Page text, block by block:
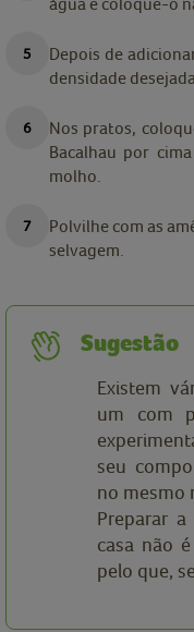
Depois de
densidade desejada.
Nos pratos,
Bacalhau por
molho.
Polvilhe com as
selvagem.
Sugestão
Existem
um com
seu
no mesmo
Preparar
casa não
pelo que,